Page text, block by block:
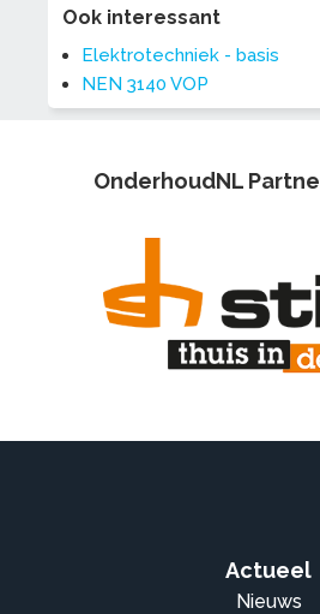
Ook interessant
Elektrotechniek - basis
NEN 3140 VOP
OnderhoudNL
Actueel
Nieuws